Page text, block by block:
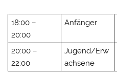
18:00 –
20:00
Anfänger
20:00 –
22:00
Jugend/Erw
achsene